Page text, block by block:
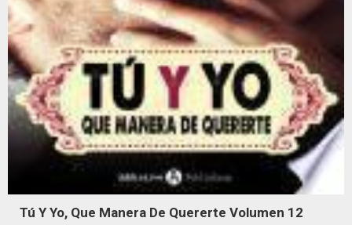
Tú Y Yo, Que Manera De Quererte Volumen 12